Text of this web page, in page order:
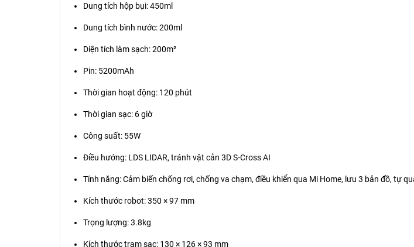
Dung tích hộp bụi: 450ml
Dung tích bình nước: 200ml
Diện tích làm sạch: 200m²
Pin: 5200mAh
Thời gian hoạt động: 120 phút
Thời gian sạc: 6 giờ
Công suất: 55W
Điều hướng: LDS LIDAR, tránh vật cản 3D S-Cross AI
Tính năng: Cảm biến chống rơi, chống va chạm, điều khiển qua Mi Home, lưu 3 bản đồ, tự
Kích thước robot: 350 × 97 mm
Trọng lượng: 3.8kg
Kích thước trạm sạc: 130 × 126 × 93 mm